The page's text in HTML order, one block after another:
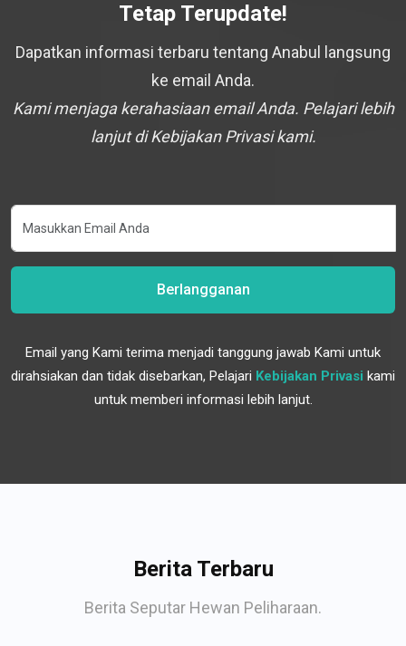
Tetap Terupdate!
Dapatkan informasi terbaru tentang Anabul langsung
ke email Anda.
Kami menjaga kerahasiaan email Anda. Pelajari lebih
lanjut di Kebijakan Privasi kami.
Berlangganan
Email yang Kami terima menjadi tanggung jawab Kami untuk
dirahsiakan dan tidak disebarkan, Pelajari Kebijakan Privasi kami
untuk memberi informasi lebih lanjut.
Berita Terbaru
Berita Seputar Hewan Peliharaan.